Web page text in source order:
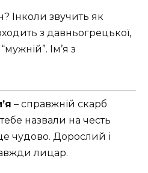
Інколи звучить як
з давньогрецької,
Ім’я з
– справжній скарб
назвали на честь
чудово. Дорослий і
лицар.